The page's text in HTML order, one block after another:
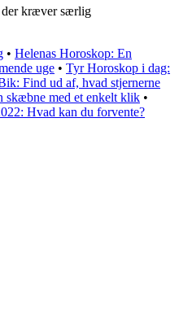
der kræver særlig
• Helenas Horoskop: En
uge • Tyr Horoskop i dag:
Find ud af, hvad stjernerne
skæbne med et enkelt klik •
Hvad kan du forvente?